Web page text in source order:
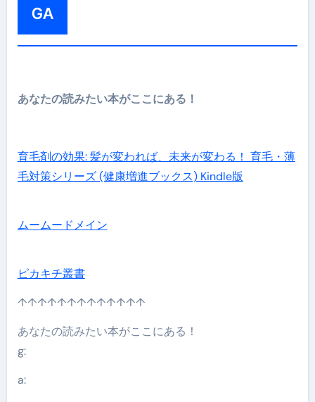
GA
あなたの読みたい本がここにある！
育毛剤の効果: 髪が変われば、未来が変わる！ 育毛・薄
毛対策シリーズ (健康増進ブックス) Kindle版
ムームードメイン
ピカキチ叢書
↑↑↑↑↑↑↑↑↑↑↑↑↑
あなたの読みたい本がここにある！
g:
a: